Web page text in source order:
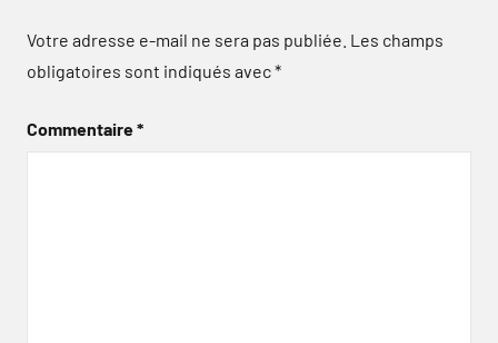
Votre adresse e-mail ne sera pas publiée. Les champs
obligatoires sont indiqués avec*
Commentaire*